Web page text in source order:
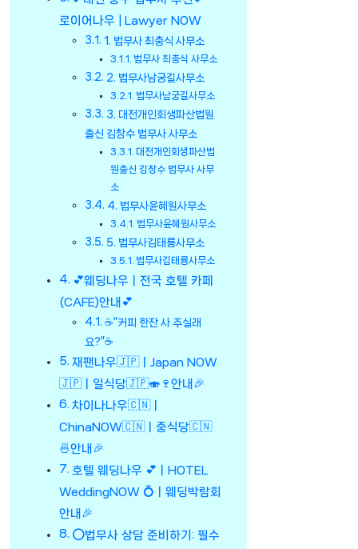
로이어나우 | Lawyer NOW
1. 법무사 최충식 사무소
법무사 최충식 사무소
2. 법무사남궁길사무소
법무사남궁길사무소
3. 대전개인회생파산법원
출신 김창수 법무사 사무소
대전개인회생파산법
원출신 김창수 법무사 사무
소
4. 법무사윤혜원사무소
법무사윤혜원사무소
5. 법무사김태룡사무소
법무사김태룡사무소
💕웨딩나우ㅣ전국 호텔 카페
(CAFE)안내💕
☕”커피 한잔 사 주실래
요?”☕
재팬나우🇯🇵ㅣJapan NOW
🇯🇵ㅣ일식당🇯🇵🍣🍷안내🎉
차이나나우🇨🇳ㅣ
ChinaNOW🇨🇳ㅣ중식당🇨🇳
🍜안내🎉
호텔 웨딩나우 💕ㅣHOTEL
WeddingNOW 💍ㅣ웨딩박람회
안내🎉
⭕법무사 상담 준비하기: 필수